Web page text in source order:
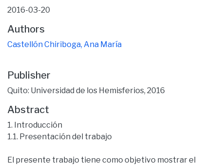
2016-03-20
Authors
Castellón Chiriboga, Ana María
Publisher
Quito: Universidad de los Hemisferios, 2016
Abstract
1. Introducción
1.1. Presentación del trabajo
El presente trabajo tiene como objetivo mostrar el